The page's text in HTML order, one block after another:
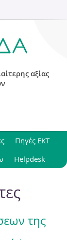
αξίας
Πηγές ΕΚΤ
Helpdesk
της